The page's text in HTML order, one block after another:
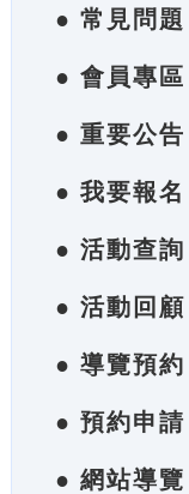
● 常見問題
● 會員專區
● 重要公告
● 我要報名
● 活動查詢
● 活動回顧
● 導覽預約
● 預約申請
● 網站導覽